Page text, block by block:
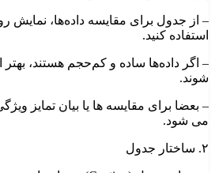
– از جدول برای مقایسه داده‌ها، نمایش
استفاده کنید.
– اگر داده‌ها ساده و کم‌حجم هستند،
شوند.
– بعضا برای مقایسه ها یا بیان تمایز
می شود.
۲. ساختار جدول